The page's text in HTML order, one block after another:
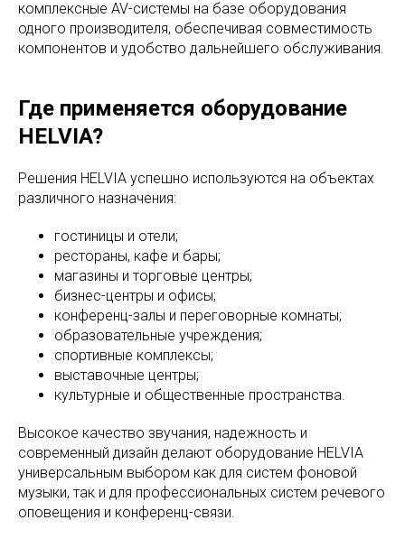
комплексные AV-системы на базе оборудования
одного производителя, обеспечивая совместимость
компонентов и удобство дальнейшего обслуживания.
Где применяется оборудование
HELVIA?
Решения HELVIA успешно используются на объектах
различного назначения:
гостиницы и отели;
рестораны, кафе и бары;
магазины и торговые центры;
бизнес-центры и офисы;
конференц-залы и переговорные комнаты;
образовательные учреждения;
спортивные комплексы;
выставочные центры;
культурные и общественные пространства.
Высокое качество звучания, надежность и
современный дизайн делают оборудование HELVIA
универсальным выбором как для систем фоновой
музыки, так и для профессиональных систем речевого
оповещения и конференц-связи.